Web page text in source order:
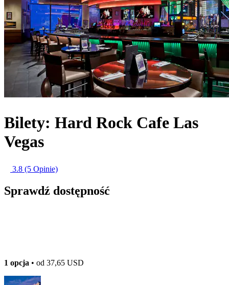
Bilety: Hard Rock Cafe Las
Vegas
3.8 (5 Opinie)
Sprawdź dostępność
1 opcja • od 37,65 USD